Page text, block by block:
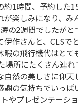
1時間、予約した
楽しみになり、
の2週間でしたがと
作さんと、CLS
の飛行機代はと
所にたくさん連
然の美しさに仰
の気持ちでいっぱ
やプレゼンテーシ